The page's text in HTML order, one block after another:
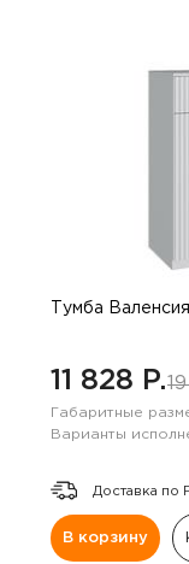
Навесные панели
Полки
Стеллажи
Консоли
Тумба
11 828 P.
Габаритные
Варианты
Доставка по
В корзину